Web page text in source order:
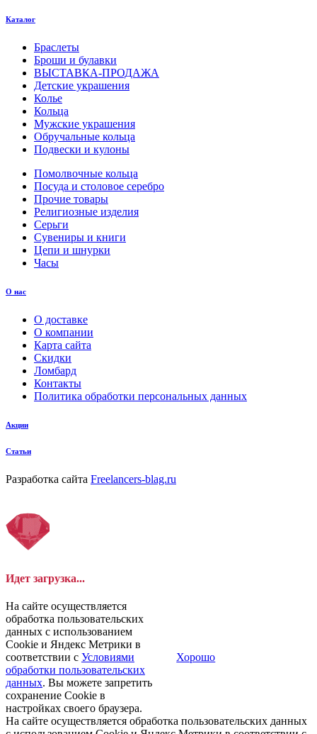
Каталог
Браслеты
Броши и булавки
ВЫСТАВКА-ПРОДАЖА
Детские украшения
Колье
Кольца
Мужские украшения
Обручальные кольца
Подвески и кулоны
Помолвочные кольца
Посуда и столовое серебро
Прочие товары
Религиозные изделия
Серьги
Сувениры и книги
Цепи и шнурки
Часы
О нас
О доставке
О компании
Карта сайта
Скидки
Ломбард
Контакты
Политика обработки персональных данных
Акции
Статьи
Разработка сайта Freelancers-blag.ru
Идет загрузка...
На сайте осуществляется
обработка пользовательских
данных с использованием
Cookie и Яндекс Метрики в
соответствии с Условиями
обработки пользовательских
данных. Вы можете запретить
сохранение Cookie в
настройках своего браузера.
Хорошо
На сайте осуществляется обработка пользовательских данных